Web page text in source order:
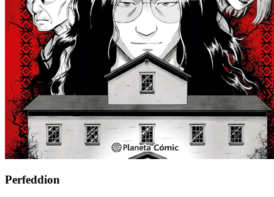
Perfeddion